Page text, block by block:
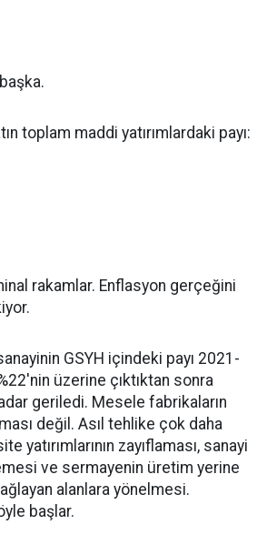
toplam maddi yatırımlardaki payı:
rakamlar. Enflasyon gerçeğini
GSYH içindeki payı 2021-
üzerine çıktıktan sonra
geriledi. Mesele fabrikaların
değil. Asıl tehlike çok daha
yatırımlarının zayıflaması, sanayi
ve sermayenin üretim yerine
alanlara yönelmesi.
başlar.